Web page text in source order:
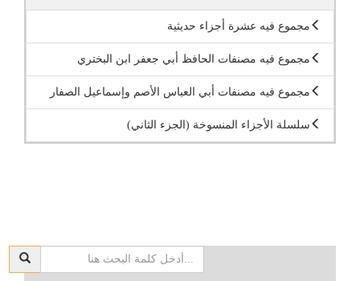
مجموع فيه عشرة أجزاء حديثية
مجموع فيه مصنفات الحافظ أبي جعفر ابن البختري
مجموع فيه مصنفات أبي العباس الأصم وإسماعيل الصفار
سلسلة الأجزاء المنسوخة (الجزء الثاني)